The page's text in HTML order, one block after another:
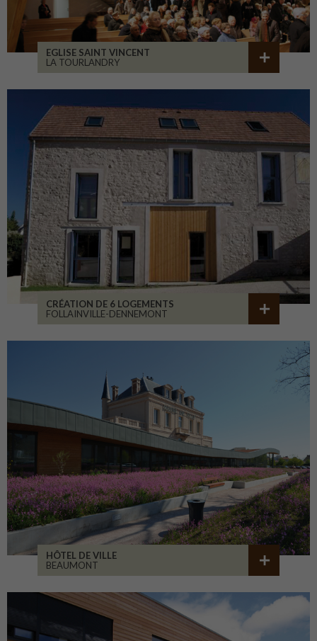
EGLISE SAINT VINCENT
LA TOURLANDRY
CRÉATION DE 6 LOGEMENTS
FOLLAINVILLE-DENNEMONT
HÔTEL DE VILLE
BEAUMONT